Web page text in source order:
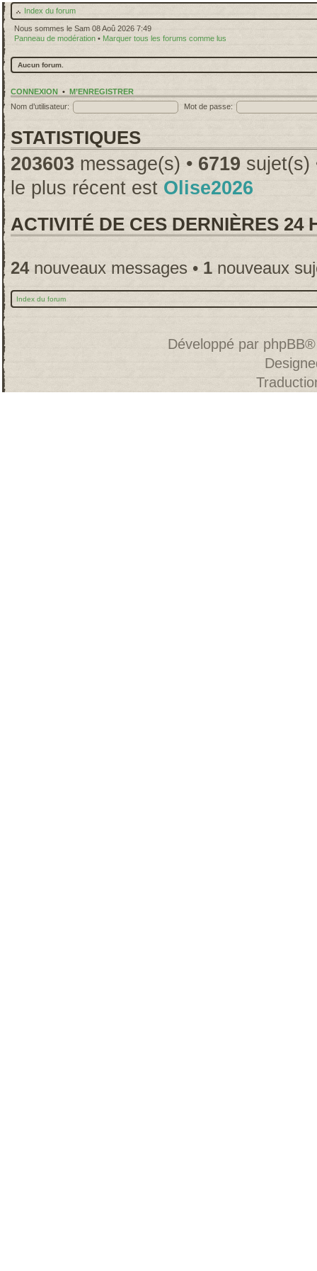
Index du forum
Nous sommes le Sam 08 Aoû 2026 7:49
Panneau de modération • Marquer tous les forums comme lus
Aucun forum.
CONNEXION • M’ENREGISTRER
Nom d’utilisateur:
Mot de passe:
STATISTIQUES
203603 message(s) • 6719 sujet(s)
le plus récent est Olise2026
ACTIVITÉ DE CES DERNIÈRES 24
24nouveaux messages • 1 nouveaux
Index du forum
Développé par phpBB®